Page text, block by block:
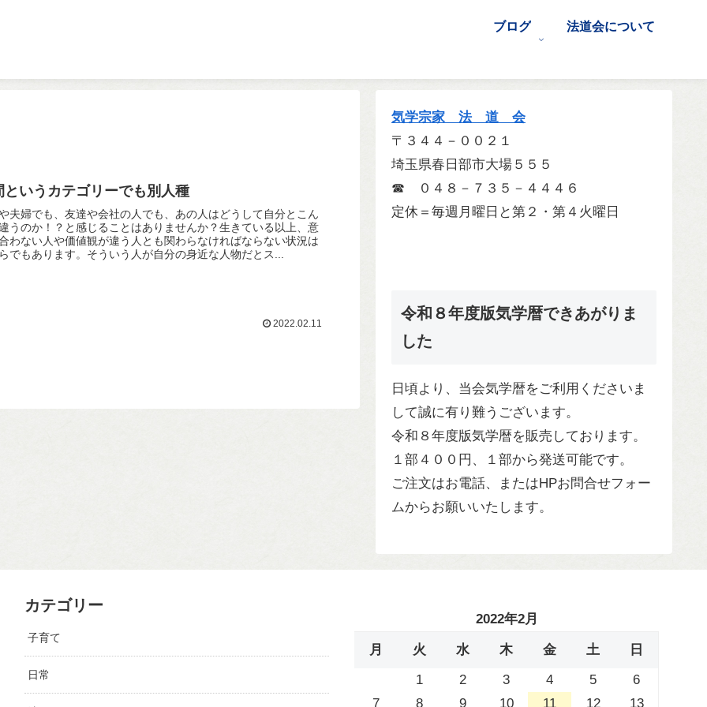
ブログ 法道会について
というカテゴリーでも別人種
夫婦でも、友達や会社の人でも、あの人はどうして自分とこん
うのか！？と感じることはありませんか？生きている以上、意
わない人や価値観が違う人とも関わらなければならない状況は
でもあります。そういう人が自分の身近な人物だとス...
2022.02.11
気学宗家 法 道 会
〒３４４－００２１
埼玉県春日部市大場５５５
☎ ０４８－７３５－４４４６
定休＝毎週月曜日と第２・第４火曜日
令和８年度版気学暦できあがりま
した
日頃より、当会気学暦をご利用くださいま
して誠に有り難うございます。
令和８年度版気学暦を販売しております。
１部４００円、１部から発送可能です。
ご注文はお電話、またはHPお問合せフォー
ムからお願いいたします。
カテゴリー
子育て
日常
2022年2月
月 火 水 木 金 土
日
1
2 3 4 5
6
7
8 9 10 11 12 13